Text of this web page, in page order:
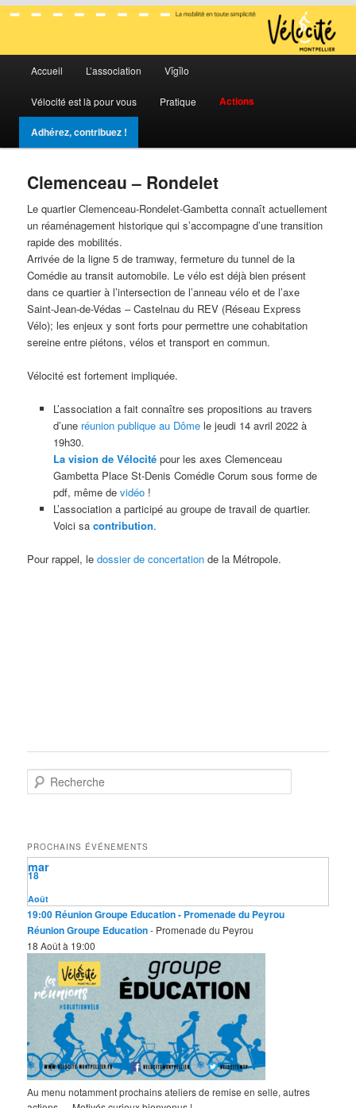
Vélocité Grand Montpellier
La mobilité en toute simplicité
Aller
au
contenu
principal
Aller
au
contenu
secondaire
Accueil L’association Vĭgĭlo
Vélocité est là pour vous Pratique Actions
Adhérez, contribuez !
Clemenceau – Rondelet
Le quartier Clemenceau-Rondelet-Gambetta connaît actuellement
un réaménagement historique qui s’accompagne d’une transition
rapide des mobilités.
Arrivée de la ligne 5 de tramway, fermeture du tunnel de la
Comédie au transit automobile. Le vélo est déjà bien présent
dans ce quartier à l’intersection de l’anneau vélo et de l’axe
Saint-Jean-de-Védas – Castelnau du REV (Réseau Express
Vélo); les enjeux y sont forts pour permettre une cohabitation
sereine entre piétons, vélos et transport en commun.
Vélocité est fortement impliquée.
L’association a fait connaître ses propositions au travers
d’une réunion publique au Dômele jeudi 14 avril 2022 à
19h30.
La vision de Vélocitépour les axes Clemenceau
Gambetta Place St-Denis Comédie Corum sous forme de
pdf, même de vidéo!
L’association a participé au groupe de travail de quartier.
Voici sa contribution.
Pour rappel, ledossier de concertation de la Métropole.
e
r
c
h
e
PROCHAINS ÉVÉNEMENTS
Août
18
mar
19:00 Réunion Groupe Education- Promenade du Peyrou
Réunion Groupe Education- Promenade du Peyrou
18 Août à 19:00
Au menu notamment prochains ateliers de remise en selle, autres